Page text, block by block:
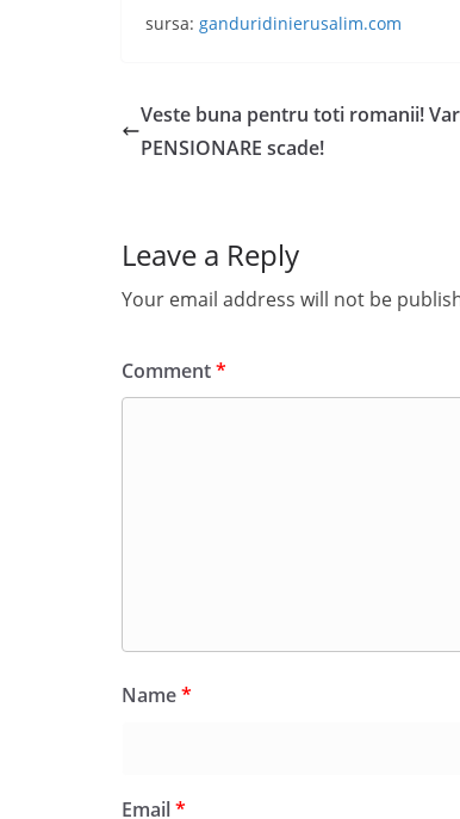
sursa: ganduridinierusalim.com
Veste buna pentru toti romanii!
PENSIONARE scade!
Leave a Reply
Your email address will not be
Comment*
Name*
Email*